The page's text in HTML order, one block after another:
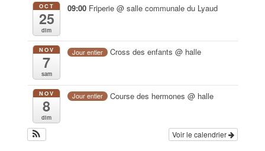
OCT
25
dim
09:00 Friperie@ salle communale du Lyaud
NOV
7
sam
Jour entier Cross des enfants @ halle
NOV
8
dim
Jour entier Course des hermones @ halle
Voir le calendrier